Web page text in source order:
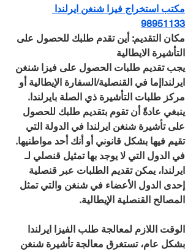
مكتب استخراج فيزا شنغن ايرلندا
98951133
مكان التقديم: أين تقدم طلبك للحصول على
التأشيرة الايطالية
يجب تقديم طلبات الحصول على فيزا شنغن
ايرلنداإما في القنصلية/السفارة الإيطالية أو
مركز طلبات التأشيرة ذي الصلة بايرلندا.
ينبغي عادةً أن تقوم بتقديم طلبك للحصول
على تأشيرة شنغن ايرلندا في الدولة التي
تقيم فيها بشكل قانوني أو أنك أحد مواطنيها.
في الدول التي لا يوجد بها تمثيل قنصلي لـ
ايرلندا، يمكن تقديم الطلبات عبر قنصلية
إحدى الدول الأعضاء في شنغن والتي تمثل
المصالح القنصلية الإيطالية.
الوقت اللازم لمعالجة طلب الفيزا ايرلندا
بشكل عام، تستغرق معالجة تأشيرة شنغن